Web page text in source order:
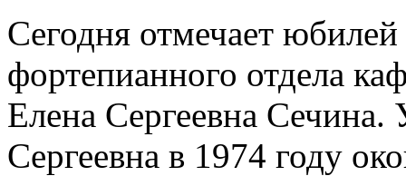
Сегодня отмечает
фортепианного отдела
Елена Сергеевна
Сергеевна в 1974 году о